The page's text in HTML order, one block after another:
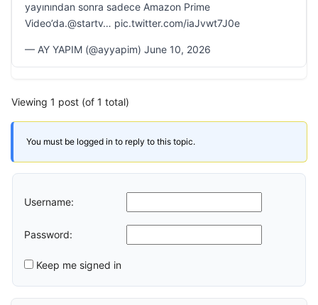
yayınından sonra sadece Amazon Prime
Video’da.@startv… pic.twitter.com/iaJvwt7J0e
— AY YAPIM (@ayyapim) June 10, 2026
Viewing 1 post (of 1 total)
You must be logged in to reply to this topic.
Username:
Password:
Keep me signed in